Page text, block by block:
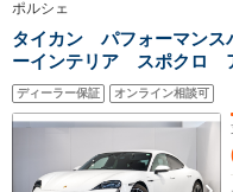
ポルシェ
タイカン パフォーマン
ーインテリア スポクロ
ョン シートヒーター 渋
ンターボホイール Pディ
ト プライバシーガラス
ディーラー保証 オンライン相談可